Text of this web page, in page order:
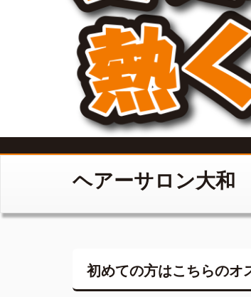
ヘアーサロン大和
初めての方はこちらのオ